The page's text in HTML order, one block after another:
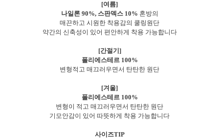
[여름]
나일론 90%, 스판덱스 10% 혼방의
매끈하고 시원한 착용감의 쿨링원단
약간의 신축성이 있어 편안하게 착용 가능합니다
[간절기]
폴리에스테르 100%
변형적고 매끄러우면서 탄탄한 원단
[겨울]
폴리에스테르 100%
변형이 적고 매끄러우면서 탄탄한 원단
기모안감이 있어 따뜻하게 착용 가능합니다
사이즈TIP